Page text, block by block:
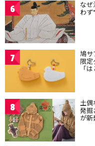
6 な
わず
7 鳩サ
限
「
8 土偶
発掘
が新